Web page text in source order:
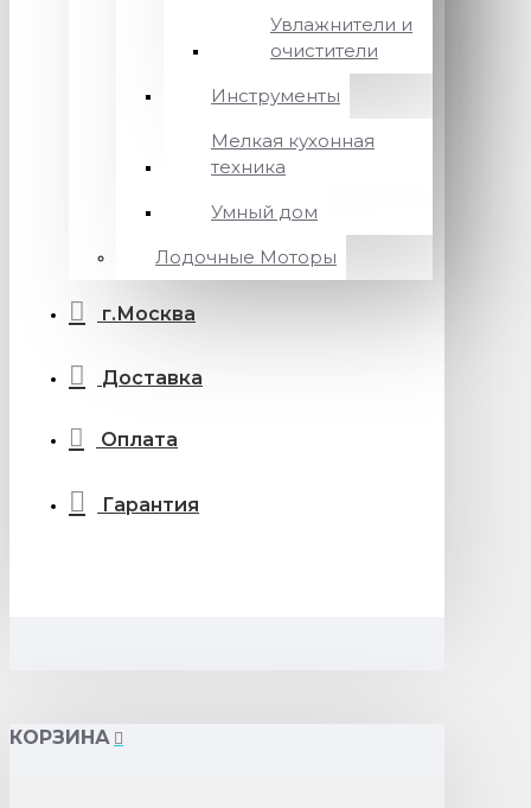
Увлажнители и
очистители
Инструменты
Мелкая кухонная
техника
Умный дом
Лодочные Моторы
г.Москва
Доставка
Оплата
Гарантия
КОРЗИНА